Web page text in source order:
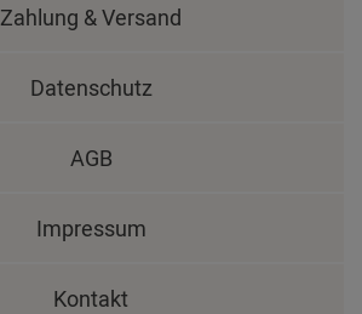
Zahlung & Versand
Datenschutz
AGB
Impressum
Kontakt